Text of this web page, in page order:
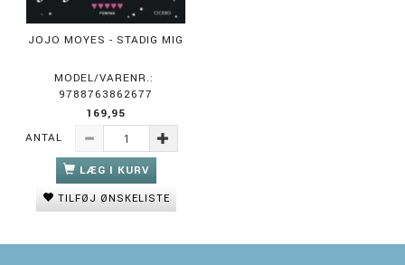
JOJO MOYES - STADIG MIG
MODEL/VARENR.:
9788763862677
169,95
ANTAL
LÆG I KURV
TILFØJ ØNSKELISTE